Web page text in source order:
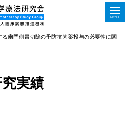
MENU
る幽門側胃切除の予防抗菌薬投与の必要性に関
実績